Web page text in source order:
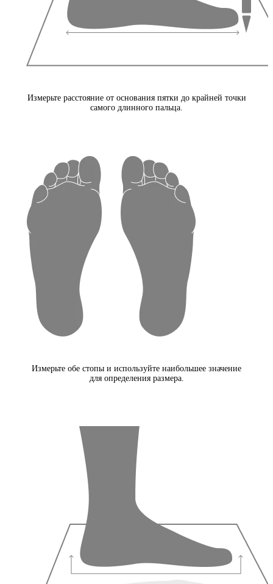
Измерьте расстояние от основания пятки до крайней точки
самого длинного пальца.
Измерьте обе стопы и используйте наибольшее значение
для определения размера.